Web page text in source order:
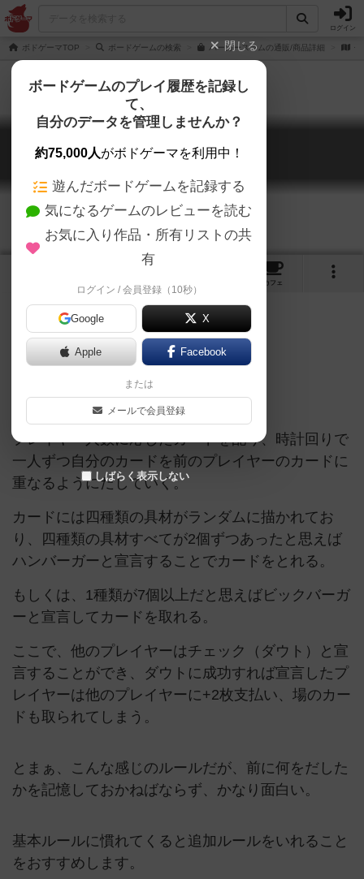
ログイン
ボドゲーマTOP ボードゲームの検索 バーガースラムの通販/商品詳細 作
バーガースラム
Burger Slam
カフェ
駆け引き要素のある反射神経ゲーム。
■基本ルール
プレイヤー人数に応じたカードを配り、時計回りで
一人ずつ自分のカードを前のプレイヤーのカードに
重なるようにだしていく。
カードには四種類の具材がランダムに描かれてお
り、四種類の具材すべてが2個ずつあったと思えば
ハンバーガーと宣言することでカードをとれる。
もしくは、1種類が7個以上だと思えばビックバーガ
ーと宣言してカードを取れる。
ここで、他のプレイヤーはチェック（ダウト）と宣
言することができ、ダウトに成功すれば宣言したプ
レイヤーは他のプレイヤーに+2枚支払い、場のカー
ドも取られてしまう。
とまぁ、こんな感じのルールだが、前に何をだした
かを記憶しておかねばならず、かなり面白い。
基本ルールに慣れてくると追加ルールをいれること
をおすすめします。
閉じる
ボードゲームのプレイ履歴を記録し
て、
自分のデータを管理しませんか？
約75,000人がボドゲーマを利用中！
遊んだボードゲームを記録する
気になるゲームのレビューを読む
お気に入り作品・所有リストの共
有
ログイン / 会員登録（10秒）
Google X
Apple Facebook
または
メールで会員登録
しばらく表示しない